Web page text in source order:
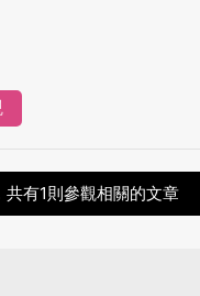
有1則參觀相關的文章